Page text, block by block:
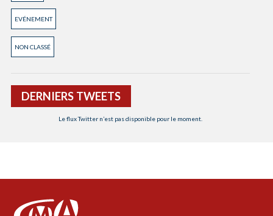
EVÉNEMENT
NON CLASSÉ
DERNIERS TWEETS
Le flux Twitter n’est pas disponible pour le moment.